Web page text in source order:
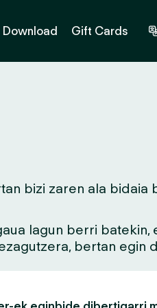
Download Gift Cards
bizi zaren ala bidaia
lagun berri
bertan egin